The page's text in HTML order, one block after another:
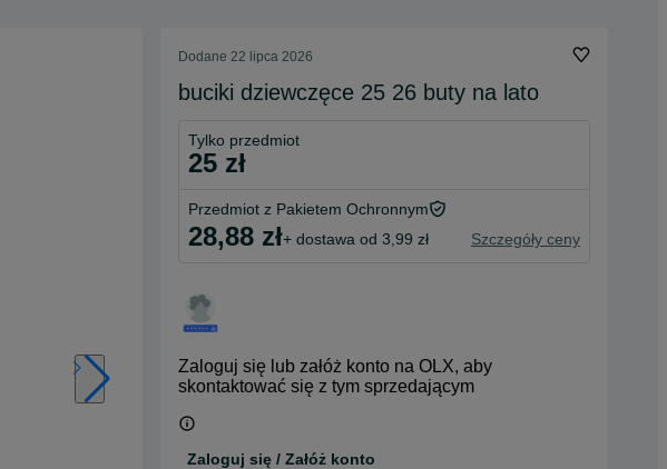
Dodane 22 lipca 2026
buciki dziewczęce 25 26 buty na lato
Tylko przedmiot
25 zł
Przedmiot z Pakietem Ochronnym
28,88 zł+ dostawa od 3,99 zł Szczegóły ceny
Zaloguj się lub załóż konto na OLX, aby
skontaktować się z tym sprzedającym
Zaloguj się / Załóż konto